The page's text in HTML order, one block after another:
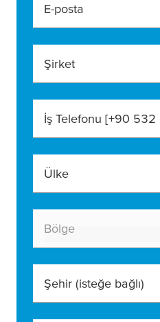
E-posta
Şirket
İş Telefonu [+90
Ülke
Bölge
Şehir (isteğe bağlı)